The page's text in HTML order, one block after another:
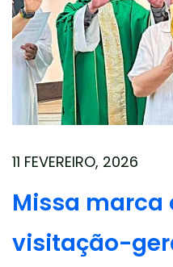
11 FEVEREIRO, 2026
Missa marca
visitação-